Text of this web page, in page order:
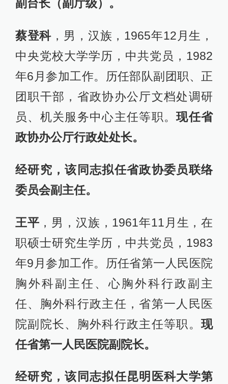
副台长（副厅级）。
蔡登科 ，男，汉族，1965年12月生，
中央党校大学学历，中共党员，1982
年6月参加工作。历任部队副团职、正
团职干部，省政协办公厅文档处调研
员、机关服务中心主任等职。现任省
政协办公厅行政处处长。
经研究，该同志拟任省政协委员联络
委员会副主任。
王平 ，男，汉族，1961年11月生，在
职硕士研究生学历，中共党员，1983
年9月参加工作。历任省第一人民医院
胸外科副主任、心胸外科行政副主
任、胸外科行政主任，省第一人民医
院副院长、胸外科行政主任等职。现
任省第一人民医院副院长。
经研究，该同志拟任昆明医科大学第